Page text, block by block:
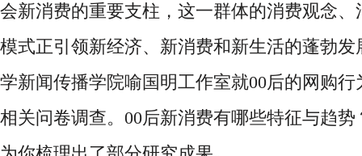
会新消费的重要支柱，这一群体的消费观念、
模式正引领新经济、新消费和新生活的蓬勃发
学新闻传播学院喻国明工作室就00后的网购
相关问卷调查。 00后新消费有哪些特征与趋